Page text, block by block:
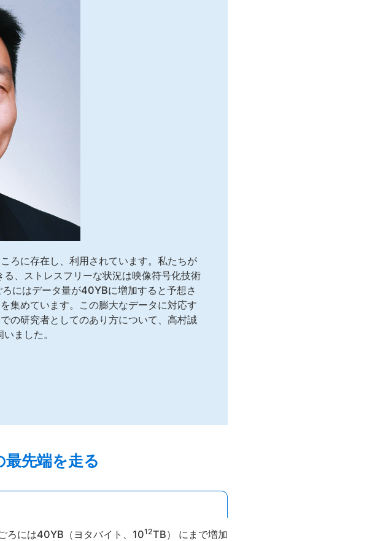
ろに存在し、利用されています。私たちが
、ストレスフリーな状況は映像符号化技術
にはデータ量が40YBに増加すると予想さ
集めています。この膨大なデータに対応す
の研究者としてのあり方について、高村誠
ました。
先端を走る
ろには40YB（ヨタバイト、1012TB） にまで増加